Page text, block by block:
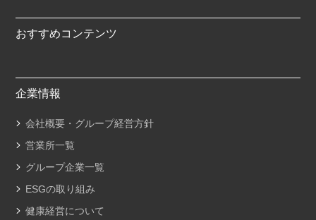
おすすめコンテンツ
企業情報
会社概要・グループ経営方針
営業所一覧
グループ企業一覧
ESGの取り組み
健康経営について